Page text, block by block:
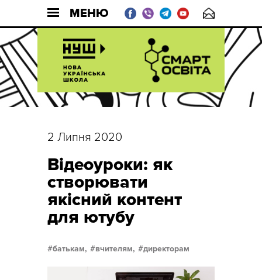
МЕНЮ
2 Липня 2020
Відеоуроки: як
створювати
якісний контент
для ютубу
батькам, вчителям, директорам